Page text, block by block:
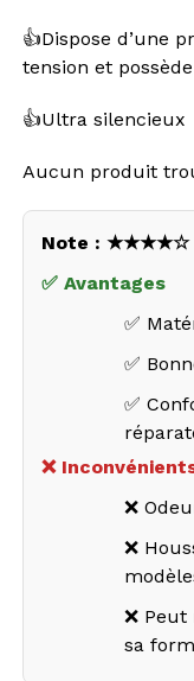
👍Dispose d’une
tension et
👍Ultra silencieux
Aucun produit
Note : ★★★★☆
✅ Avantages
✅
✅
✅
❌
❌
❌
❌
sa